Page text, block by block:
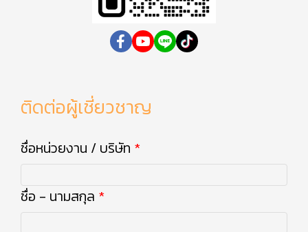
ติดต่อผู้เชี่ยวชาญ
ชื่อหน่วยงาน / บริษัท
ชื่อ - นามสกุล